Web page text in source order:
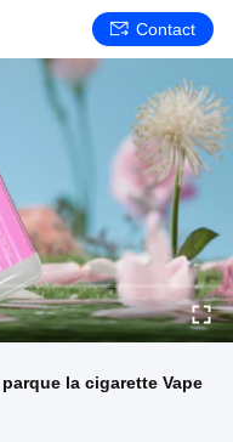
Contact
la cigarette Vape